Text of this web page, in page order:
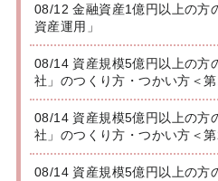
08/12 金融資産1億円以上の方
資産運用」
08/14 資産規模5億円以上の方
社」のつくり方・つかい方＜
08/14 資産規模5億円以上の方
社」のつくり方・つかい方＜
08/14 資産規模5億円以上の方